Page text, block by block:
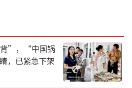
中于1亿元以下区间。
背”，“中国锅
，已紧急下架